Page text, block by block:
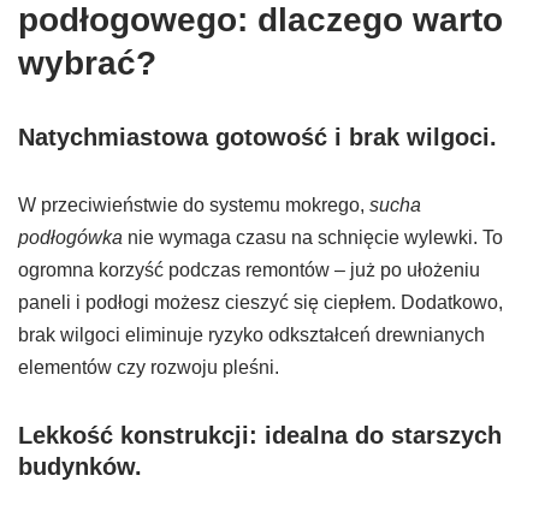
podłogowego: dlaczego warto
wybrać?
Natychmiastowa gotowość i brak wilgoci.
W przeciwieństwie do systemu mokrego, sucha
podłogówka nie wymaga czasu na schnięcie wylewki. To
ogromna korzyść podczas remontów – już po ułożeniu
paneli i podłogi możesz cieszyć się ciepłem. Dodatkowo,
brak wilgoci eliminuje ryzyko odkształceń drewnianych
elementów czy rozwoju pleśni.
Lekkość konstrukcji: idealna do starszych
budynków.